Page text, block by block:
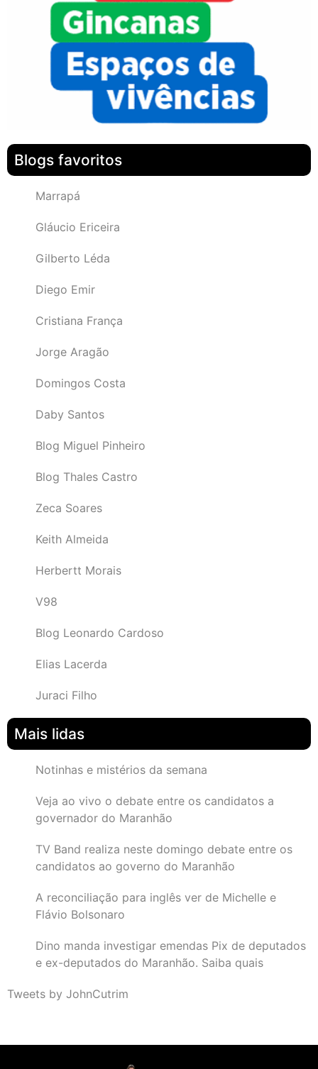
Blogs favoritos
Marrapá
Gláucio Ericeira
Gilberto Léda
Diego Emir
Cristiana França
Jorge Aragão
Domingos Costa
Daby Santos
Blog Miguel Pinheiro
Blog Thales Castro
Zeca Soares
Keith Almeida
Herbertt Morais
V98
Blog Leonardo Cardoso
Elias Lacerda
Juraci Filho
Mais lidas
Notinhas e mistérios da semana
Veja ao vivo o debate entre os candidatos a
governador do Maranhão
TV Band realiza neste domingo debate entre os
candidatos ao governo do Maranhão
A reconciliação para inglês ver de Michelle e
Flávio Bolsonaro
Dino manda investigar emendas Pix de deputados
e ex-deputados do Maranhão. Saiba quais
Tweets by JohnCutrim